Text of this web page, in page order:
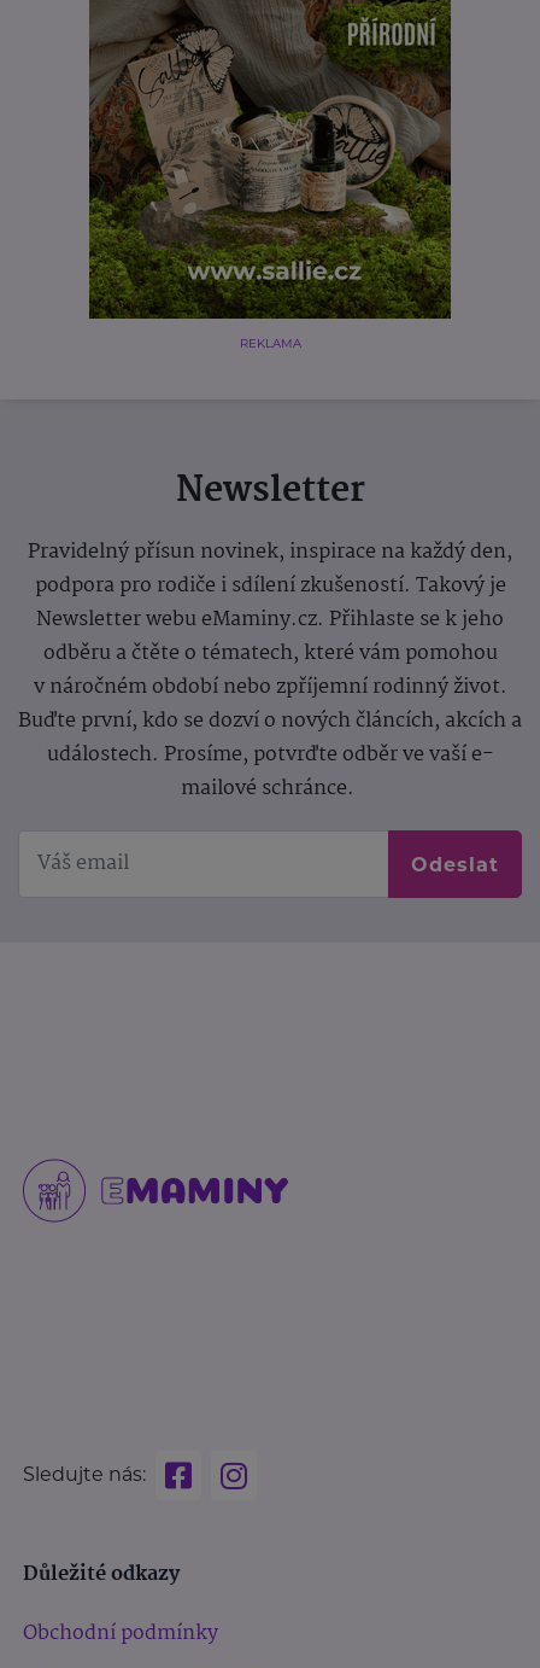
REKLAMA
Newsletter
Pravidelný přísun novinek, inspirace na každý den,
podpora pro rodiče i sdílení zkušeností. Takový je
Newsletter webu eMaminy.cz. Přihlaste se k jeho
odběru a čtěte o tématech, které vám pomohou
v náročném období nebo zpříjemní rodinný život.
Buďte první, kdo se dozví o nových článcích, akcích a
událostech. Prosíme, potvrďte odběr ve vaší e-
mailové schránce.
Odeslat
Sledujte nás:
Důležité odkazy
Obchodní podmínky